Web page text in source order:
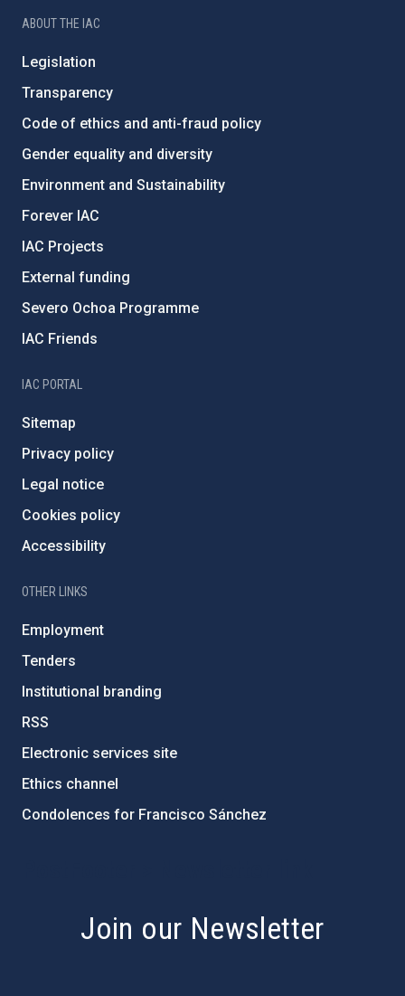
ABOUT THE IAC
Legislation
Transparency
Code of ethics and anti-fraud policy
Gender equality and diversity
Environment and Sustainability
Forever IAC
IAC Projects
External funding
Severo Ochoa Programme
IAC Friends
IAC PORTAL
Sitemap
Privacy policy
Legal notice
Cookies policy
Accessibility
OTHER LINKS
Employment
Tenders
Institutional branding
RSS
Electronic services site
Ethics channel
Condolences for Francisco Sánchez
Join our Newsletter